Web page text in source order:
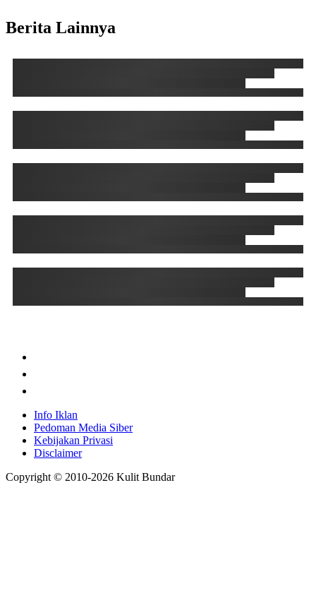
Berita Lainnya
Info Iklan
Pedoman Media Siber
Kebijakan Privasi
Disclaimer
Copyright © 2010-2026 Kulit Bundar